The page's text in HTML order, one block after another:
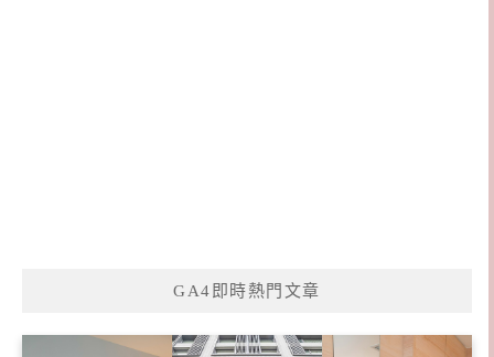
GA4即時熱門文章